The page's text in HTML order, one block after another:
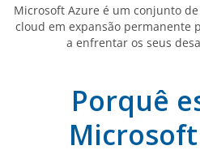
Microsoft Azure é um conjunto
cloud em expansão permanente
a enfrentar os seus
Porquê